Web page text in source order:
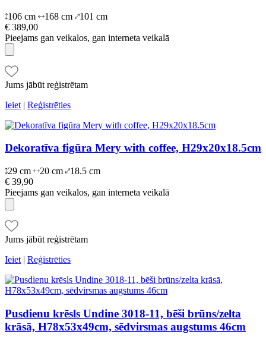
106 cm 168 cm
101 cm
€ 389,00
Pieejams gan veikalos, gan interneta veikalā
Jums jābūt reģistrētam
Ieiet | Reģistrēties
Dekoratīva figūra Mery with coffee, H29x20x18.5cm
29 cm 20 cm
18.5 cm
€ 39,90
Pieejams gan veikalos, gan interneta veikalā
Jums jābūt reģistrētam
Ieiet | Reģistrēties
Pusdienu krēsls Undine 3018-11, bēši brūns/zelta
krāsā, H78x53x49cm, sēdvirsmas augstums 46cm